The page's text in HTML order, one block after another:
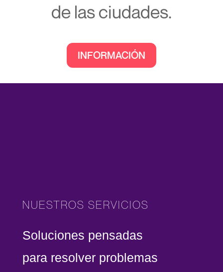
de las ciudades.
INFORMACIÓN
NUESTROS SERVICIOS
Soluciones pensadas
para resolver problemas